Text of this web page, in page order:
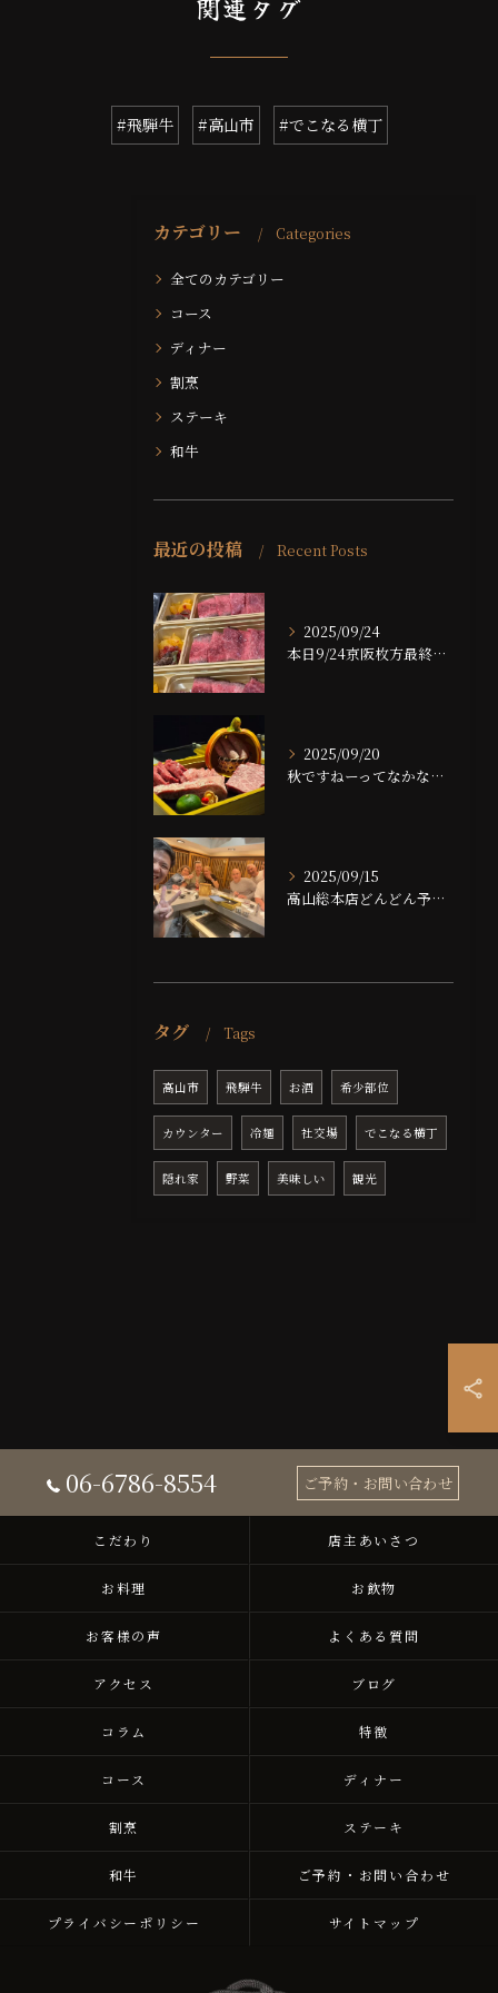
関連タグ
#飛騨牛 #高山市 #でこなる横丁
カテゴリー Categories
全てのカテゴリー
コース
ディナー
割烹
ステーキ
和牛
最近の投稿 Recent Posts
2025/09/24
本日9/24京阪枚方最終日です！！
2025/09/20
秋ですねーってなかなかならない大阪ですが、夜は大分涼しくなっ...
2025/09/15
高山総本店どんどん予約埋まっております！！
タグ Tags
高山市 飛騨牛 お酒 希少部位
カウンター 冷麺 社交場 でこなる横丁
隠れ家 野菜 美味しい 観光
06-6786-8554 ご予約・お問い合わせ
こだわり 店主あいさつ
お料理 お飲物
お客様の声 よくある質問
アクセス ブログ
コラム 特徴
コース ディナー
割烹 ステーキ
和牛 ご予約・お問い合わせ
プライバシーポリシー サイトマップ